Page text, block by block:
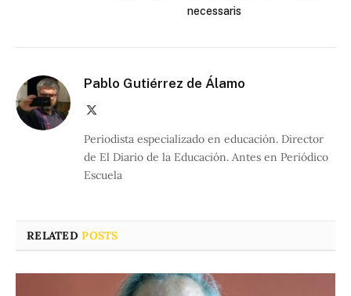
necessaris
Pablo Gutiérrez de Álamo
Periodista especializado en educación. Director
de El Diario de la Educación. Antes en Periódico
Escuela
RELATEDPOSTS